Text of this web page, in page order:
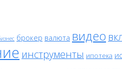
брокер валюта видео
инструменты ипотека